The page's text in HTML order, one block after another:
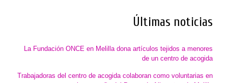
Últimas noticias
La Fundación ONCE en Melilla dona artículos tejidos a menores
de un centro de acogida
Trabajadoras del centro de acogida colaboran como voluntarias en